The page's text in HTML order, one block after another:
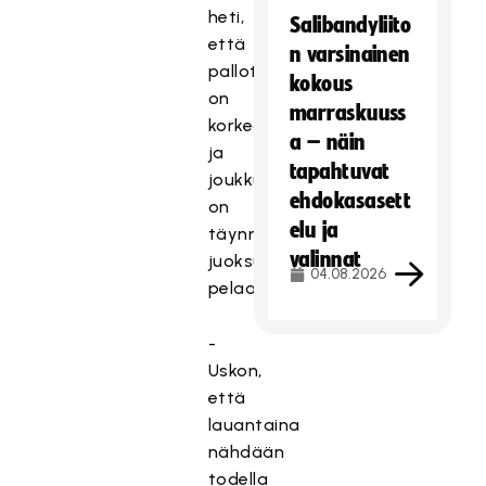
heti,
että
pallotempo
on
korkealla
ja
joukkue
on
täynnä
juoksuvoimaisia
pelaajia.
-
Uskon,
että
lauantaina
nähdään
todella
Salibandyliito
n varsinainen
kokous
marraskuuss
a – näin
tapahtuvat
ehdokasasett
elu ja
valinnat
04.08.2026